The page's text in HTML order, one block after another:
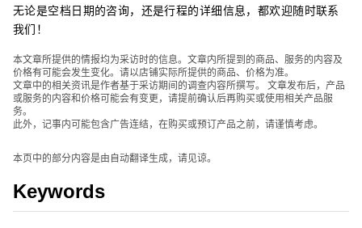
无论是空档日期的咨询，还是行程的详细信息，都欢迎随时联系
我们！
本文章所提供的情报均为采访时的信息。文章内所提到的商品、服务的内容及
价格有可能会发生变化。请以店铺实际所提供的商品、价格为准。
文章中的相关资讯是作者基于采访期间的调查内容所撰写。 文章发布后，产品
或服务的内容和价格可能会有变更，请提前确认后再购买或使用相关产品服
务。
此外，记事内可能包含广告连结，在购买或预订产品之前，请谨慎考虑。
本页中的部分内容是由自动翻译生成，请见谅。
Keywords